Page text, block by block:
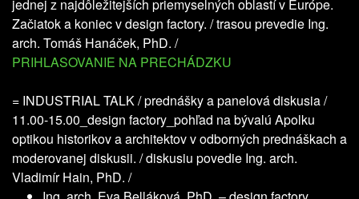
jednej z najdôležitejších priemyselných oblastí v Európe.
Začiatok a koniec v design factory. / trasou prevedie Ing.
arch. Tomáš Hanáček, PhD. /
PRIHLASOVANIE NA PRECHÁDZKU
= INDUSTRIAL TALK / prednášky a panelová diskusia /
11.00-15.00_design factory_pohľad na bývalú Apolku
optikou historikov a architektov v odborných prednáškach a
moderovanej diskusii. / diskusiu povedie Ing. arch.
Vladimír Hain, PhD. /